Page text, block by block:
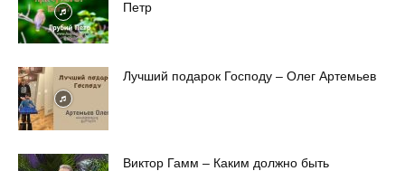
Петр
Лучший подарок Господу – Олег Артемьев
Виктор Гамм – Каким должно быть